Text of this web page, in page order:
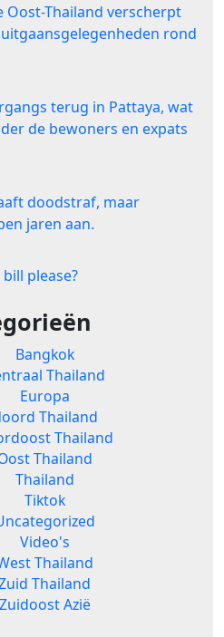
Oost-Thailand verscherpt
rond
terug in Pattaya, wat
de bewoners en expats
doodstraf, maar
jaren aan.
bill please?
Bangkok
Thailand
Europa
Thailand
Thailand
Thailand
Thailand
Tiktok
Video's
Thailand
Thailand
Zuidoost Azië